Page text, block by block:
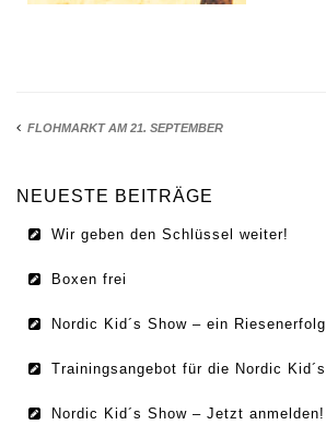
FLOHMARKT AM 21. SEPTEMBER
NEUESTE BEITRÄGE
Wir geben den Schlüssel weiter!
Boxen frei
Nordic Kid´s Show – ein
Trainingsangebot für die Nordic
Nordic Kid´s Show – Jetzt anmelden!